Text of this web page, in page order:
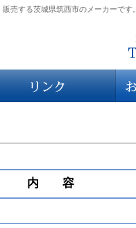
売する茨城県筑西市のメーカーです
内 容